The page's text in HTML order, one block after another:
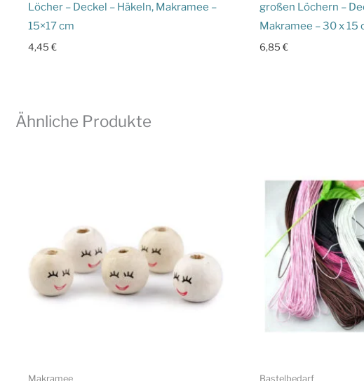
Löcher – Deckel – Häkeln, Makramee –
15×17 cm
4,45 €
großen Löchern –
Makramee – 30 x 15
6,85 €
Ähnliche Produkte
Makramee Bastelbedarf